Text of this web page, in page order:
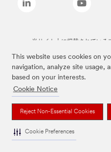
This website uses cookies on
navigation, analyze site usage,
based on your interests.
Cookie Notice
Reject Non-Essential Cookies
Cookie Preferences
当サイト上に掲載されている